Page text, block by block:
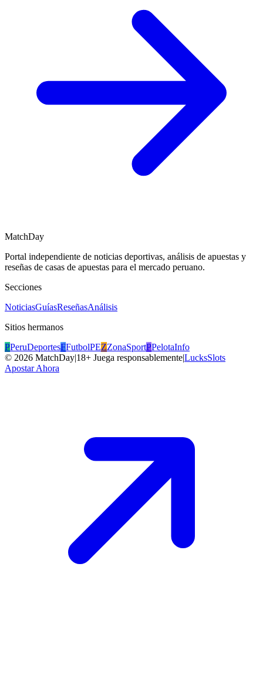
MatchDay
Portal independiente de noticias deportivas, análisis de apuestas y
reseñas de casas de apuestas para el mercado peruano.
Secciones
NoticiasGuíasReseñasAnálisis
Sitios hermanos
PPeruDeportesFFutbolPEZZonaSportPPelotaInfo
© 2026 MatchDay|18+ Juega responsablemente|LucksSlots
Apostar Ahora